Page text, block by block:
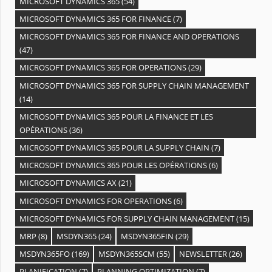
MICROSOFT DYNAMICS 365 FOR FINANCE(7)
MICROSOFT DYNAMICS 365 FOR FINANCE AND OPERATIONS
(47)
MICROSOFT DYNAMICS 365 FOR OPERATIONS(29)
MICROSOFT DYNAMICS 365 FOR SUPPLY CHAIN MANAGEMENT
(14)
MICROSOFT DYNAMICS 365 POUR LA FINANCE ET LES
OPÉRATIONS(36)
MICROSOFT DYNAMICS 365 POUR LA SUPPLY CHAIN (7)
MICROSOFT DYNAMICS 365 POUR LES OPÉRATIONS(6)
MICROSOFT DYNAMICS AX(21)
MICROSOFT DYNAMICS FOR OPERATIONS(6)
MICROSOFT DYNAMICS FOR SUPPLY CHAIN MANAGEMENT(15)
MRP (8) MSDYN365(24) MSDYN365FIN (29)
MSDYN365FO(169) MSDYN365SCM (55) NEWSLETTER(26)